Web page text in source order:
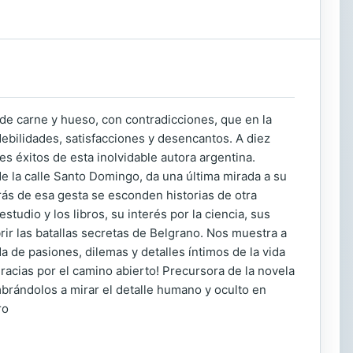
carne y hueso, con contradicciones, que en la
satisfacciones y desencantos. A diez
éxitos de esta inolvidable autora argentina.
la calle Santo Domingo, da una última mirada a su
de esa gesta se esconden historias de otra
y los libros, su interés por la ciencia, sus
las batallas secretas de Belgrano. Nos muestra a
de pasiones, dilemas y detalles íntimos de la vida
por el camino abierto! Precursora de la novela
a mirar el detalle humano y oculto en